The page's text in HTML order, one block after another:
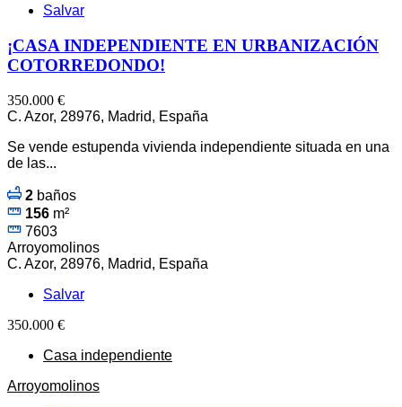
Salvar
¡CASA INDEPENDIENTE EN URBANIZACIÓN
COTORREDONDO!
350.000 €
C. Azor, 28976, Madrid, España
Se vende estupenda vivienda independiente situada en una
de las...
2 baños
156 m²
7603
Arroyomolinos
C. Azor, 28976, Madrid, España
Salvar
350.000 €
Casa independiente
Arroyomolinos